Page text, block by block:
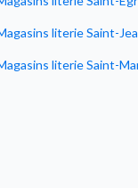
literie Saint-
literie Saint-